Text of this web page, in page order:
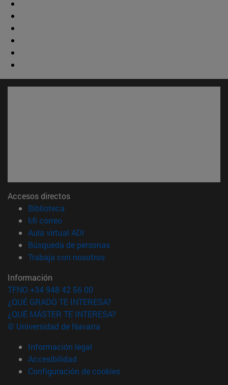
Accesos directos
Biblioteca
Mi correo(abre en nueva ventana)
Aula virtual ADI
Búsqueda de personas(abre en nueva ventana)
Trabaja con nosotros(abre en nueva ventana)
Información
TFNO +34 948 42 56 00
¿QUÉ GRADO TE INTERESA?
¿QUÉ MÁSTER TE INTERESA?
© Universidad de Navarra
Información legal
Accesibilidad
Configuración de cookies